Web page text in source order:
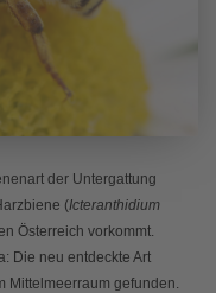
der Untergattung
(Icteranthidium
Österreich vorkommt.
Die neu entdeckte Art
Mittelmeerraum gefunden.